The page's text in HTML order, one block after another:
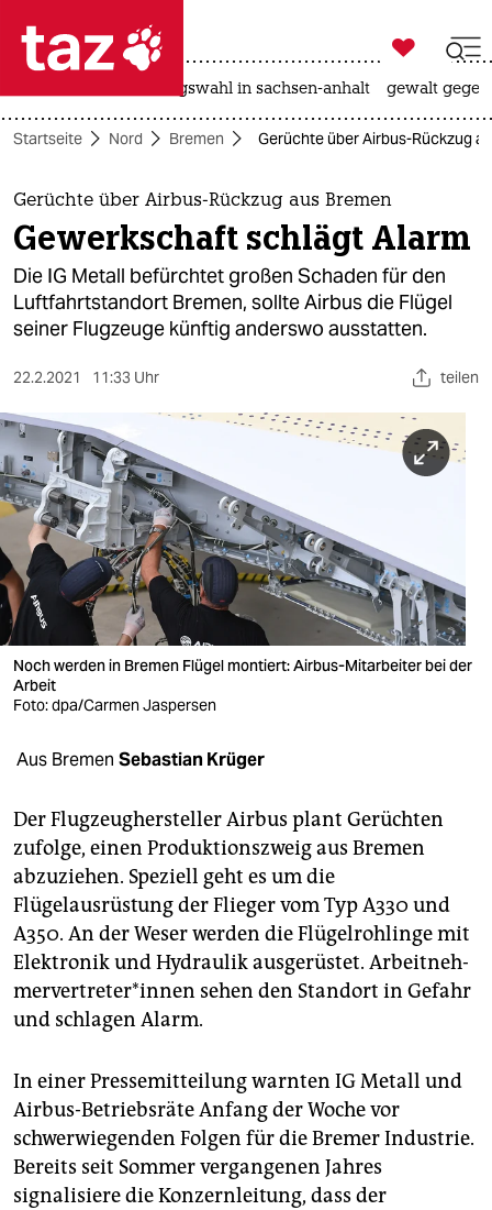
 taz zahl ich
taz zahl ich
themen
politik
öko
gesellschaft
sport
berlin
nord
wahrheit
verlag
verlag
shop
fragen & hilfe
unterstützen
abo
genossenschaft
epaper login

taz zahl ich
landtagswahl in sachsen-anhalt gewalt
Startseite Nord Bremen Gerüchte über Airbus-Rückzug
Gerüchte über Airbus-Rückzug aus Bremen
Gewerkschaft schlägt Alarm
Die IG Metall befürchtet großen Schaden für den
Luftfahrtstandort Bremen, sollte Airbus die Flügel
seiner Flugzeuge künftig anderswo ausstatten.
22.2.2021 11:33 Uhr teilen
Noch werden in Bremen Flügel montiert: Airbus-Mitarbeiter bei der
Arbeit
Foto: dpa/Carmen Jaspersen
Aus Bremen Sebastian Krüger
Der Flugzeughersteller Airbus plant Gerüchten
zufolge, einen Produktionszweig aus Bremen
abzuziehen. Speziell geht es um die
Flügelausrüstung der Flieger vom Typ A330 und
A350. An der Weser werden die Flügelrohlinge mit
Elektronik und Hydraulik ausgerüstet. Ar­beit­neh­
mer­ver­tre­te­r*in­nen sehen den Standort in Gefahr
und schlagen Alarm.
In einer Pressemitteilung warnten IG Metall und
Airbus-Betriebsräte Anfang der Woche vor
schwerwiegenden Folgen für die Bremer Industrie.
Bereits seit Sommer vergangenen Jahres
signalisiere die Konzernleitung, dass der